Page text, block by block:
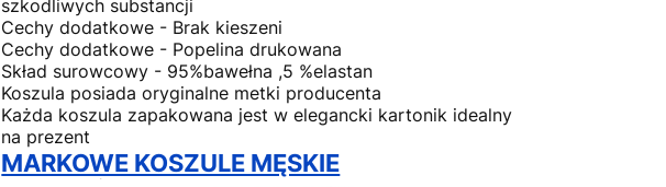
szkodliwych substancji
Cechy dodatkowe - Brak kieszeni
Cechy dodatkowe - Popelina drukowana
Skład surowcowy - 95%bawełna ,5 %elastan
Koszula posiada oryginalne metki producenta
Każda koszula zapakowana jest w elegancki kartonik idealny
na prezent
MARKOWE KOSZULE MĘSKIE